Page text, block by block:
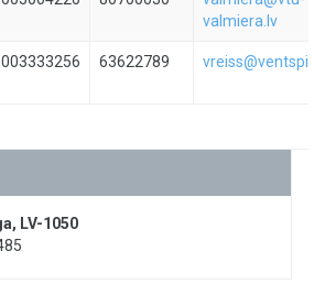
valmiera.lv
63622789
LV-1050